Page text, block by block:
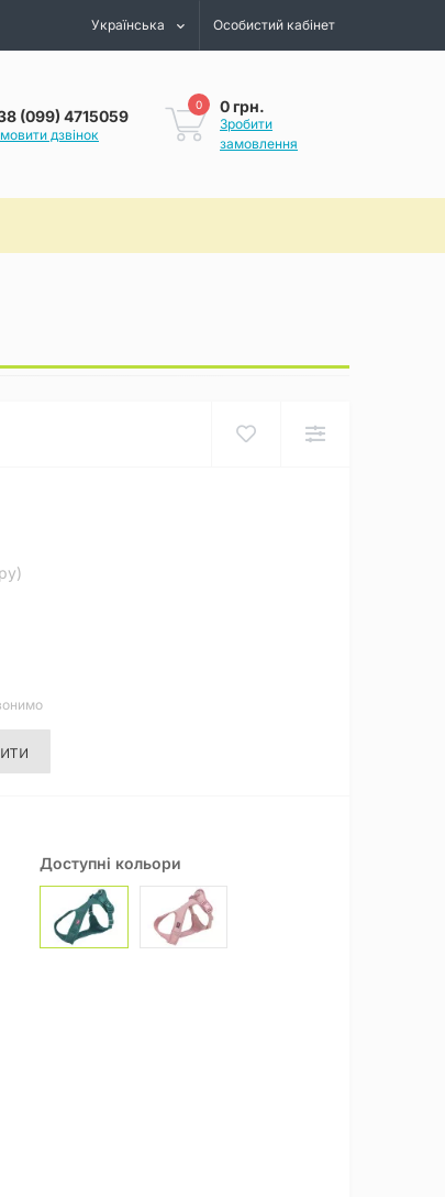
Українська Особистий кабінет
(099) 4715059
дзвінок
0 0 грн.
Зробити
замовлення
Доступні кольори